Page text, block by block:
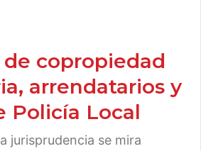
de copropiedad
arrendatarios y
Policía Local
jurisprudencia se mira